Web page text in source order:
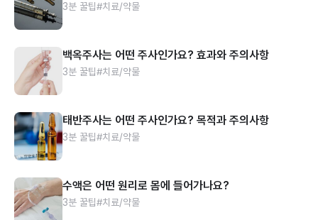
3분 꿀팁#치료/약물
백옥주사는 어떤 주사인가요? 효과와 주의사항
3분 꿀팁#치료/약물
태반주사는 어떤 주사인가요? 목적과 주의사항
3분 꿀팁#치료/약물
수액은 어떤 원리로 몸에 들어가나요?
3분 꿀팁#치료/약물